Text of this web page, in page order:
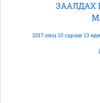
ЗААЛДАХ
2017 оны 10 сарын 13